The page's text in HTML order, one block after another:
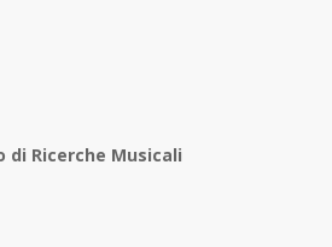
di Ricerche Musicali